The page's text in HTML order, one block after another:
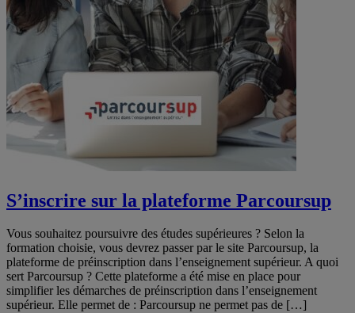
S’inscrire sur la plateforme Parcoursup
Vous souhaitez poursuivre des études supérieures ? Selon la
formation choisie, vous devrez passer par le site Parcoursup, la
plateforme de préinscription dans l’enseignement supérieur. A quoi
sert Parcoursup ? Cette plateforme a été mise en place pour
simplifier les démarches de préinscription dans l’enseignement
supérieur. Elle permet de : Parcoursup ne permet pas de […]